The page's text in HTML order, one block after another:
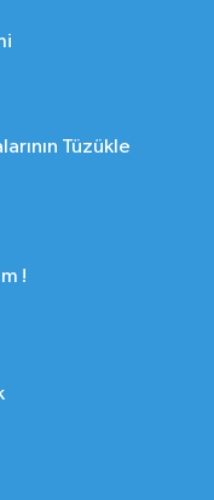
Tüzükle
!